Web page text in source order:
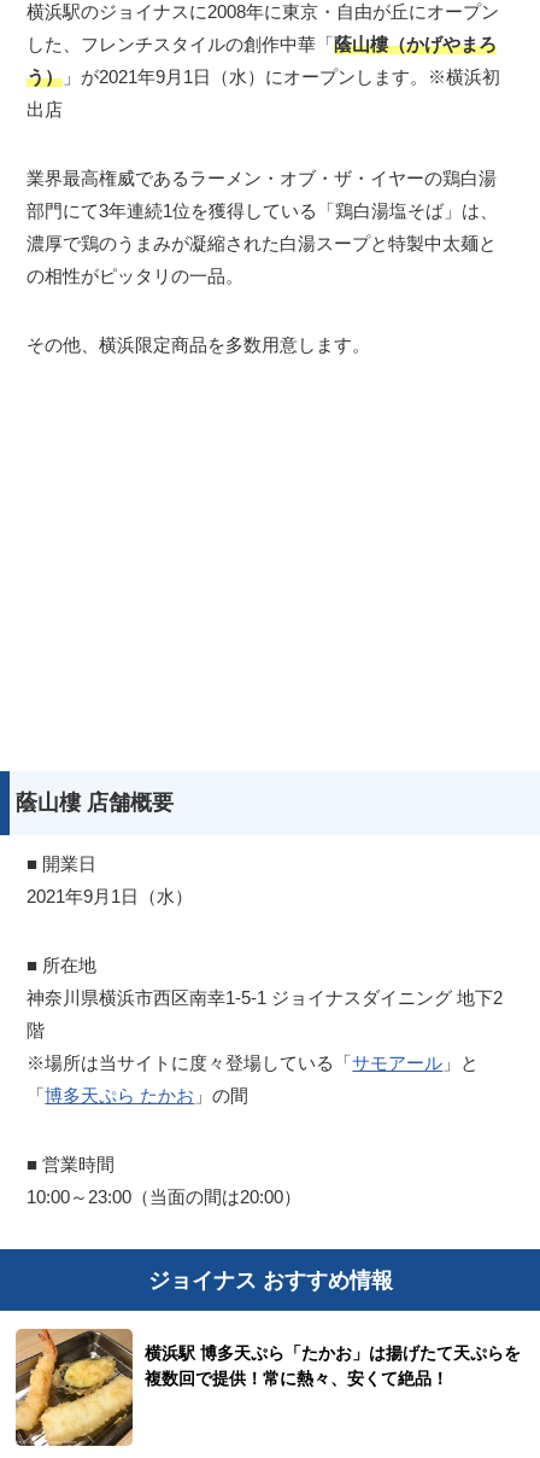
横浜駅のジョイナスに2008年に東京・自由が丘にオープン
した、フレンチスタイルの創作中華「蔭山樓（かげやまろ
う） 」が2021年9月1日（水）にオープンします。※横浜初
出店
業界最高権威であるラーメン・オブ・ザ・イヤーの鶏白湯
部門にて3年連続1位を獲得している「鶏白湯塩そば」は、
濃厚で鶏のうまみが凝縮された白湯スープと特製中太麺と
の相性がピッタリの一品。
その他、横浜限定商品を多数用意します。
蔭山樓 店舗概要
■ 開業日
2021年9月1日（水）
■ 所在地
神奈川県横浜市西区南幸1-5-1 ジョイナスダイニング 地下2
階
※場所は当サイトに度々登場している「サモアール 」と
「博多天ぷら たかお 」の間
■ 営業時間
10:00～23:00（当面の間は20:00）
ジョイナス おすすめ情報
横浜駅 博多天ぷら「たかお」は揚げたて天ぷらを
複数回で提供！常に熱々、安くて絶品！